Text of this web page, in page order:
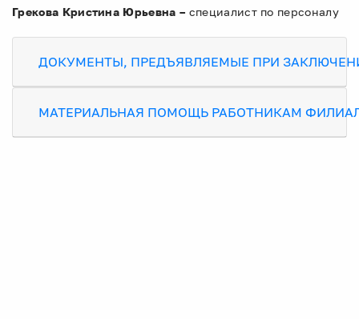
Грекова Кристина Юрьевна – специалист по персоналу
ДОКУМЕНТЫ, ПРЕДЪЯВЛЯЕМЫЕ ПРИ
МАТЕРИАЛЬНАЯ ПОМОЩЬ РАБОТНИКАМ